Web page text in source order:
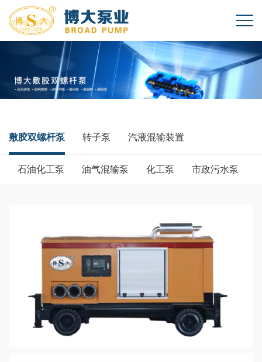
敷胶双螺杆泵 转子泵 汽液混输装置
石油化工泵 油气混输泵 化工泵 市政污水泵